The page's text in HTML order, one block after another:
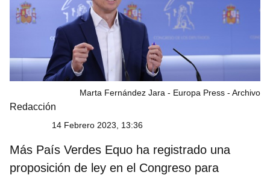
Marta Fernández Jara - Europa Press - Archivo
Redacción
14 Febrero 2023, 13:36
Más País Verdes Equo ha registrado una
proposición de ley en el Congreso para